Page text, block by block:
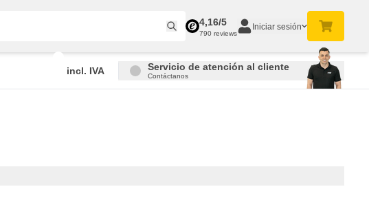
4,16/5
790 reviews
Iniciar sesión
incl. IVA Servicio de atención al cliente
Contáctanos